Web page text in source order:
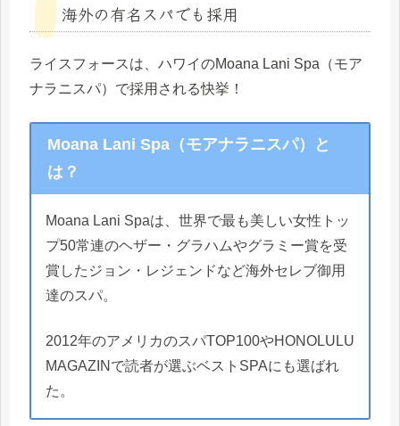
海外の有名スパでも採用
ライスフォースは、ハワイのMoana Lani Spa （モア
ナラニスパ）で採用される快挙！
Moana Lani Spa（モアナラニスパ）と
は？
Moana Lani Spaは、世界で最も美しい女性トッ
プ50常連のヘザー・グラハムやグラミー賞を受
賞したジョン・レジェンドなど海外セレブ御用
達のスパ。
2012年のアメリカのスパTOP100やHONOLULU
MAGAZINで読者が選ぶベストSPAにも選ばれ
た。